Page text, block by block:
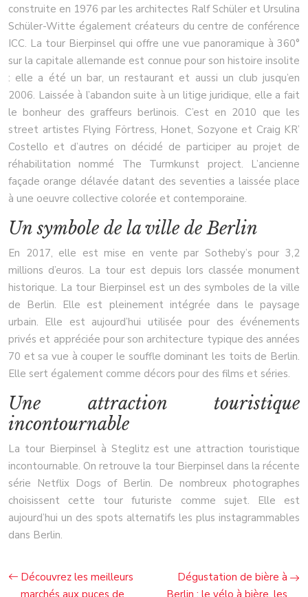
construite en 1976 par les architectes Ralf Schüler et Ursulina
Schüler-Witte également créateurs du centre de conférence
ICC. La tour Bierpinsel qui offre une vue panoramique à 360°
sur la capitale allemande est connue pour son histoire insolite
: elle a été un bar, un restaurant et aussi un club jusqu’en
2006. Laissée à l’abandon suite à un litige juridique, elle a fait
le bonheur des graffeurs berlinois. C’est en 2010 que les
street artistes Flying Förtress, Honet, Sozyone et Craig KR’
Costello et d’autres on décidé de participer au projet de
réhabilitation nommé The Turmkunst project. L’ancienne
façade orange délavée datant des seventies a laissée place
à une oeuvre collective colorée et contemporaine.
Un symbole de la ville de Berlin
En 2017, elle est mise en vente par Sotheby’s pour 3,2
millions d’euros. La tour est depuis lors classée monument
historique. La tour Bierpinsel est un des symboles de la ville
de Berlin. Elle est pleinement intégrée dans le paysage
urbain. Elle est aujourd’hui utilisée pour des événements
privés et appréciée pour son architecture typique des années
70 et sa vue à couper le souffle dominant les toits de Berlin.
Elle sert également comme décors pour des films et séries.
Une attraction touristique
incontournable
La tour Bierpinsel à Steglitz est une attraction touristique
incontournable. On retrouve la tour Bierpinsel dans la récente
série Netflix Dogs of Berlin. De nombreux photographes
choisissent cette tour futuriste comme sujet. Elle est
aujourd’hui un des spots alternatifs les plus instagrammables
dans Berlin.
Découvrez les meilleurs
Dégustation de bière à